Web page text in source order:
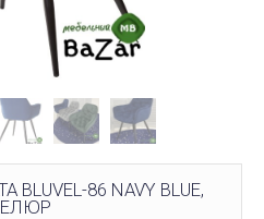
86 NAVY BLUE,